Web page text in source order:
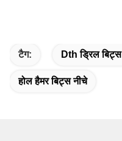
टैग: Dth ड्रिल बिट्स
होल हैमर बिट्स नीचे